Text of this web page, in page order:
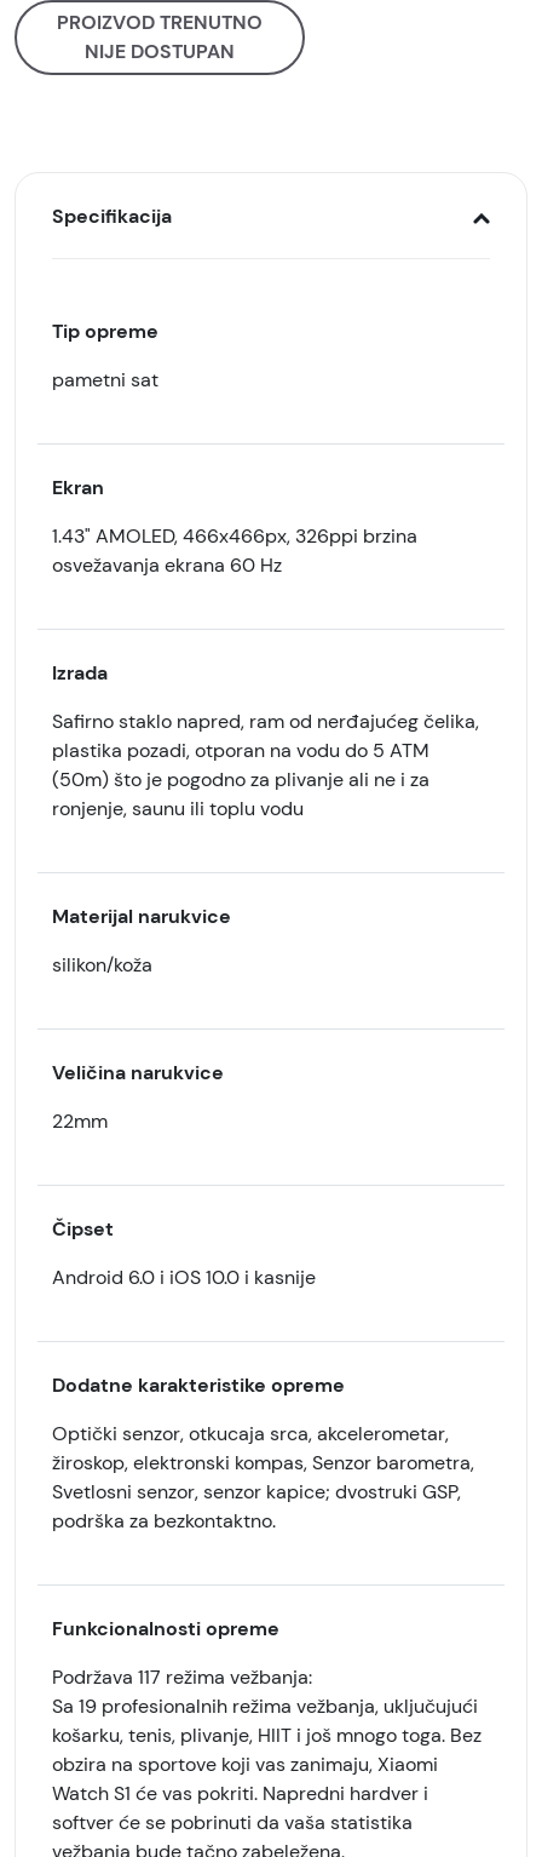
PROIZVOD TRENUTNO
NIJE DOSTUPAN
Specifikacija
Tip opreme
pametni sat
Ekran
1.43" AMOLED, 466x466px, 326ppi brzina
osvežavanja ekrana 60 Hz
Izrada
Safirno staklo napred, ram od nerđajućeg čelika,
plastika pozadi, otporan na vodu do 5 ATM
(50m) što je pogodno za plivanje ali ne i za
ronjenje, saunu ili toplu vodu
Materijal narukvice
silikon/koža
Veličina narukvice
22mm
Čipset
Android 6.0 i iOS 10.0 i kasnije
Dodatne karakteristike opreme
Optički senzor, otkucaja srca, akcelerometar,
žiroskop, elektronski kompas, Senzor barometra,
Svetlosni senzor, senzor kapice; dvostruki GSP,
podrška za bezkontaktno.
Funkcionalnosti opreme
Podržava 117 režima vežbanja:
Sa 19 profesionalnih režima vežbanja, uključujući
košarku, tenis, plivanje, HIIT i još mnogo toga. Bez
obzira na sportove koji vas zanimaju, Xiaomi
Watch S1 će vas pokriti. Napredni hardver i
softver će se pobrinuti da vaša statistika
vežbanja bude tačno zabeležena.